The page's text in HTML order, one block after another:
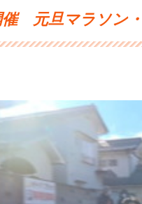
催 元旦マラソン